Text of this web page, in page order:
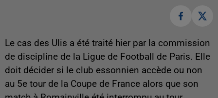
Le cas des Ulis a été traité hier par la commission
de discipline de la Ligue de Football de Paris. Elle
doit décider si le club essonnien accède ou non
au 5e tour de la Coupe de France alors que son